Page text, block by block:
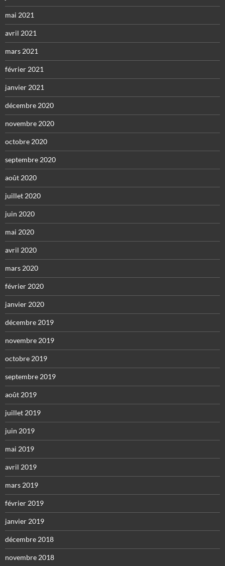
mai 2021
avril 2021
mars 2021
février 2021
janvier 2021
décembre 2020
novembre 2020
octobre 2020
septembre 2020
août 2020
juillet 2020
juin 2020
mai 2020
avril 2020
mars 2020
février 2020
janvier 2020
décembre 2019
novembre 2019
octobre 2019
septembre 2019
août 2019
juillet 2019
juin 2019
mai 2019
avril 2019
mars 2019
février 2019
janvier 2019
décembre 2018
novembre 2018